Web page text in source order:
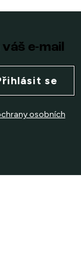
e-mail
osobních
se